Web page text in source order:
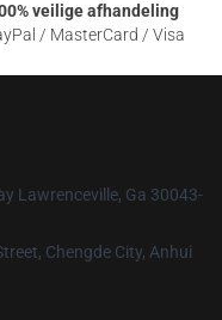
veilige afhandeling
/ MasterCard / Visa
Lawrenceville, Ga 30043-
Chengde City, Anhui